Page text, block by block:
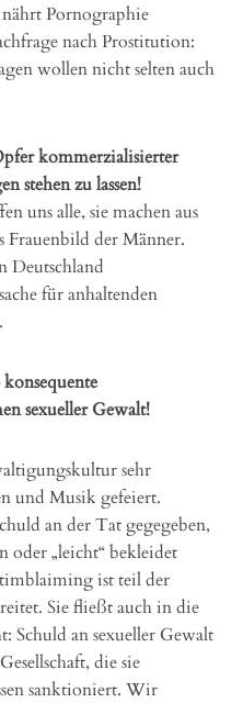
Pornographie
nach Prostitution:
wollen nicht selten auch
kommerzialisierter
stehen zu lassen!
uns alle, sie machen aus
Frauenbild der Männer.
Deutschland
für anhaltenden
sexueller Gewalt!
sehr
und Musik gefeiert.
an der Tat gegegeben,
oder „leicht“ bekleidet
ist teil der
Sie fließt auch in die
Schuld an sexueller Gewalt
die sie
sanktioniert. Wir